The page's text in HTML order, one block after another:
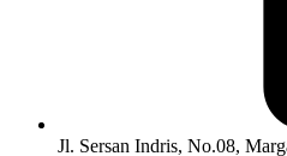
Jl. Sersan Indris, No.08,